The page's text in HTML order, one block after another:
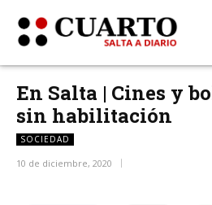
En Salta | Cines y
sin habilitación
SOCIEDAD
10 de diciembre, 2020